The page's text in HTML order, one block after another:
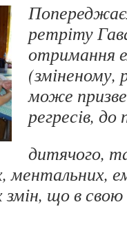
ретріту
отримання
(зміненому,
може
регресів,
дитячого,
ментальних,
змін, що в